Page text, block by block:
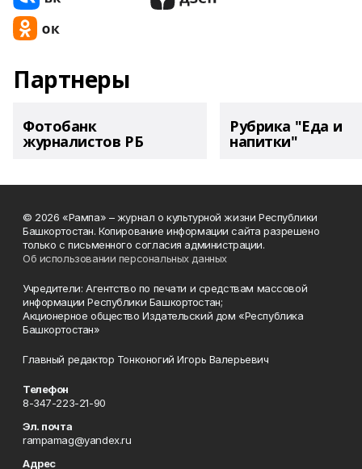
Партнеры
Фотобанк
журналистов РБ
Рубрика "Еда и
напитки"
© 2026 «Рампа» – журнал о культурной жизни Республики
Башкортостан. Копирование информации сайта разрешено
только с письменного согласия администрации.
Об использовании персональных данных
Учредители: Агентство по печати и средствам массовой
информации Республики Башкортостан;
Акционерное общество Издательский дом «Республика
Башкортостан»
Главный редактор Тонконогий Игорь Валерьевич
Телефон
8-347-223-21-90
Эл. почта
rampamag@yandex.ru
Адрес